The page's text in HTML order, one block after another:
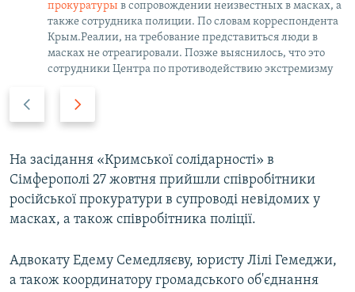
прокуратуры в сопровождении неизвестных в масках, а
также сотрудника полиции. По словам корреспондента
Крым.Реалии, на требование представиться люди в
масках не отреагировали. Позже выяснилось, что это
сотрудники Центра по противодействию экстремизму
v
i
o
u
s
l
t
s
l
e
На засідання «Кримської солідарності» в
Сімферополі 27 жовтня прийшли співробітники
російської прокуратури в супроводі невідомих у
масках, а також співробітника поліції.
Адвокату Едему Семедляєву, юристу Лілі Гемеджи,
а також координатору громадського об'єднання